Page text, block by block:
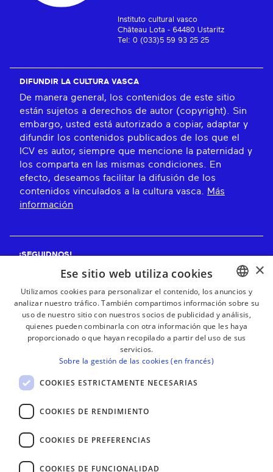
Instituto cultural vasco
Château Lota - 64480 Ustaritz
Tel: 0 (033)5 59 93 25 25
DIFUNDIR LA CULTURA VASCA
De manera general, los contenidos de este sitio
están sujetos a derechos de autor (copyright). Sin
embargo, usted está autorizado a copiar, adaptar y
difundir los contenidos publicados de los que el
ICV es autor, siempre que mencione la paternidad y
los comparta en las mismas condiciones. En
efecto, deseamos facilitar la difusión de los
contenidos vinculados a la cultura vasca. Más
información
¡SEGUIDNOS!
¡RECIBE NUESTROS BOLETINES!
Suscribirse
BASQUE
FRENCH
×
Ese sitio web utiliza cookies
Utilizamos cookies para personalizar el contenido, los anuncios y
analizar nuestro tráfico. También compartimos información sobre su
uso de nuestro sitio con nuestros socios de publicidad y análisis,
quienes pueden combinarla con otra información que les haya
proporcionado o que hayan recopilado a partir del uso de sus
servicios.
Sobre la gestión de las cookies (en francés)
COOKIES ESTRICTAMENTE NECESARIAS
COOKIES DE RENDIMIENTO
COOKIES DE PREFERENCIAS
COOKIES DE FUNCIONALIDAD